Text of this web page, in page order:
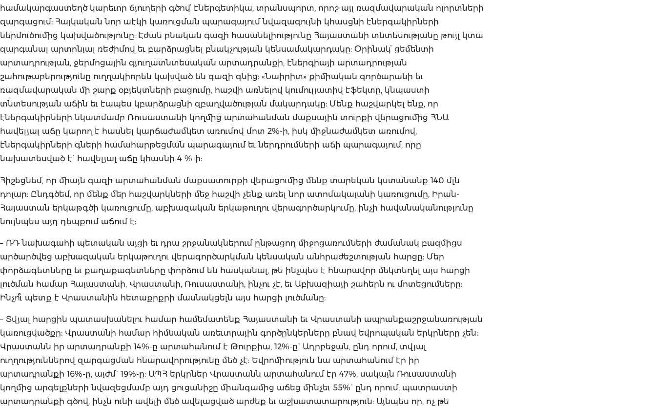
համակարգաստեղծ կարեւոր ճյուղերի գծովՙ էներգետիկա, տրանսպորտ, որոշ այլ ռազմավարական ոլորտների
զարգացում: Հայկական նոր աէկի կառուցման պարագայում նվազագույնի կհասցնի էներգակիրների
ներմուծումից կախվածությունը: Էժան բնական գազի հասանելիությունը Հայաստանի տնտեսությանը թույլ կտա
զարգանալ արտոնյալ ռեժիմով եւ բարձրացնել բնակչության կենսամակարդակը: Օրինակՙ ցեմենտի
արտադրության, ջերմոցային գյուղատնտեսական արտադրանքի, էներգիայի արտադրության
շահութաբերությունը ուղղակիորեն կախված են գազի գնից: «Նաիրիտ» քիմիական գործարանի եւ
ռազմավարական մի շարք օբյեկտների բացումը, հաշվի առնելով կումուլյատիվ էֆեկտը, կնպաստի
տնտեսության աճին եւ էապես կբարձրացնի զբաղվածության մակարդակը: Մենք հաշվարկել ենք, որ
էներգակիրների նկատմամբ Ռուսաստանի կողմից արտահանման մաքսային տուրքի վերացումից ՀՆԱ
հավելյալ աճը կարող է հասնել կարճաժամկետ առումով մոտ 2%-ի, իսկ միջնաժամկետ առումով,
էներգակիրների գների համահարթեցման պարագայում եւ ներդրումների աճի պարագայում, որը
նախատեսված է` հավելյալ աճը կհասնի 4 %-ի:
Հիշեցնեմ, որ միայն գազի արտահանման մաքսատուրքի վերացումից մենք տարեկան կստանանք 140 մլն
դոլար: Ընդգծեմ, որ մենք մեր հաշվարկների մեջ հաշվի չենք առել նոր ատոմակայանի կառուցումը, Իրան-
Հայաստան երկաթգծի կառուցումը, աբխազական երկաթուղու վերագործարկումը, ինչի հավանականությունը
նույնպես այդ դեպքում աճում է:
– ՌԴ նախագահի պետական այցի եւ դրա շրջանակներում ընթացող միջոցառումների ժամանակ բազմիցս
արծարծվեց աբխազական երկաթուղու վերագործարկման կենսական անհրաժեշտության հարցը: Մեր
փորձագետները եւ քաղաքագետները փորձում են հասկանալ, թե ինչպես է հնարավոր մեկտեղել այս հարցի
լուծման համար Հայաստանի, Վրաստանի, Ռուսաստանի, ինչու չէ, եւ Աբխազիայի շահերն ու մոտեցումները:
Ինչո՞ւ պետք է Վրաստանին հետաքրքրի մասնակցելն այս հարցի լուծմանը:
– Տվյալ հարցին պատասխանելու համար համեմատենք Հայաստանի եւ Վրաստանի ապրանքաշրջանառության
կառուցվածքը: Վրաստանի համար հիմնական առեւտրային գործընկերները բնավ եվրոպական երկրները չեն:
Վրաստանն իր արտադրանքի 14%-ը արտահանում է Թուրքիա, 12%-ը` Ադրբեջան, ընդ որում, տվյալ
ուղղություններով զարգացման հնարավորությունը մեծ չէ: Եվրոմիություն նա արտահանում էր իր
արտադրանքի 16%-ը, այժմ` 19%-ը: ԱՊՀ երկրներ Վրաստանն արտահանում էր 47%, սակայն Ռուսաստանի
կողմից արգելքների նվազեցմամբ այդ ցուցանիշը միանգամից աճեց մինչեւ 55%` ընդ որում, պատրաստի
արտադրանքի գծով, ինչն ունի ավելի մեծ ավելացված արժեք եւ աշխատատարություն: Այնպես որ, ոչ թե